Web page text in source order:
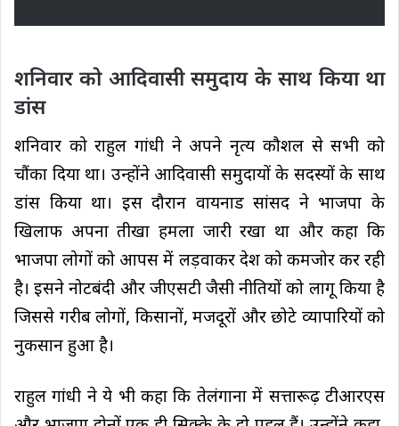
शनिवार को आदिवासी समुदाय के साथ किया था
डांस
शनिवार को राहुल गांधी ने अपने नृत्य कौशल से सभी को
चौंका दिया था। उन्होंने आदिवासी समुदायों के सदस्यों के साथ
डांस किया था। इस दौरान वायनाड सांसद ने भाजपा के
खिलाफ अपना तीखा हमला जारी रखा था और कहा कि
भाजपा लोगों को आपस में लड़वाकर देश को कमजोर कर रही
है। इसने नोटबंदी और जीएसटी जैसी नीतियों को लागू किया है
जिससे गरीब लोगों, किसानों, मजदूरों और छोटे व्यापारियों को
नुकसान हुआ है।
राहुल गांधी ने ये भी कहा कि तेलंगाना में सत्तारूढ़ टीआरएस